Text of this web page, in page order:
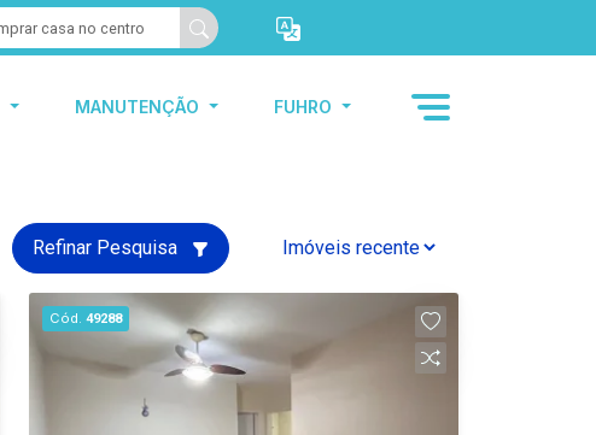
MANUTENÇÃO FUHRO
Refinar Pesquisa
Cód. 49288